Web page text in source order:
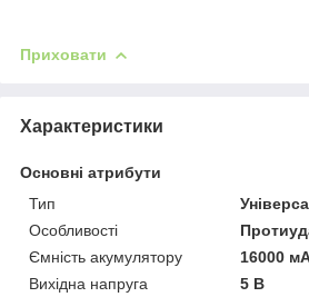
Приховати
Характеристики
Основні атрибути
Тип
Особливості
Ємність акумулятору
16000
Вихідна напруга
5 В